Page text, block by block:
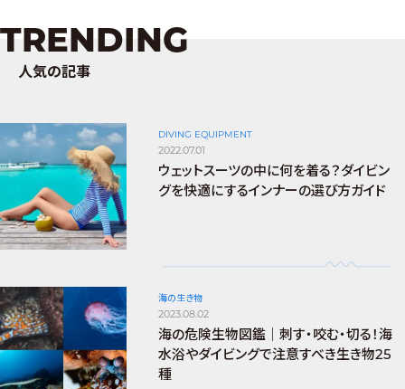
TRENDING
人気の記事
DIVING EQUIPMENT
2022.07.01
ウェットスーツの中に何を着る？ダイビン
グを快適にするインナーの選び方ガイド
海の生き物
2023.08.02
海の危険生物図鑑｜刺す・咬む・切る！海
水浴やダイビングで注意すべき生き物25
種